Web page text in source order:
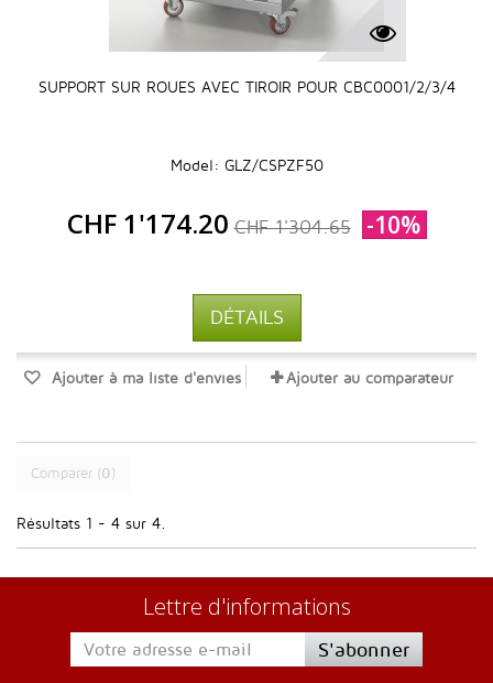
SUPPORT SUR ROUES AVEC TIROIR POUR CBC0001/2/3/4
Model: GLZ/CSPZF50
CHF 1'174.20 CHF 1'304.65 -10%
DÉTAILS
Ajouter à ma liste d'envies Ajouter au comparateur
Comparer (0)
Résultats 1 - 4 sur 4.
Lettre d'informations
S'abonner